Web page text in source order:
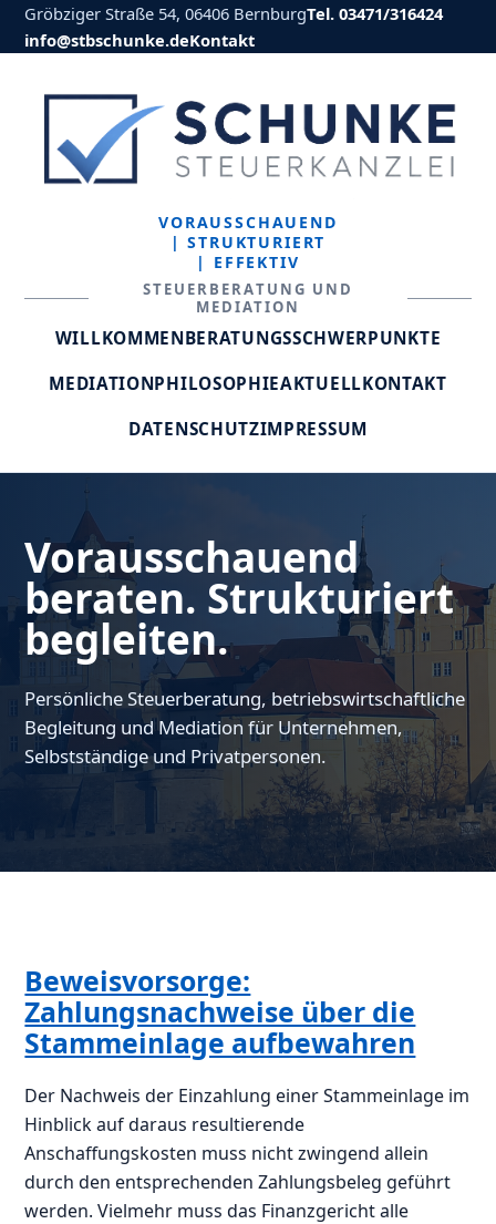
Gröbziger Straße 54, 06406 BernburgTel. 03471/316424
info@stbschunke.deKontakt
VORAUSSCHAUEND
| STRUKTURIERT
| EFFEKTIV
STEUERBERATUNG UND
MEDIATION
WILLKOMMENBERATUNGSSCHWERPUNKTE
MEDIATIONPHILOSOPHIEAKTUELLKONTAKT
DATENSCHUTZIMPRESSUM
Vorausschauend
beraten. Strukturiert
begleiten.
Persönliche Steuerberatung, betriebswirtschaftliche
Begleitung und Mediation für Unternehmen,
Selbstständige und Privatpersonen.
Beweisvorsorge:
Zahlungsnachweise über die
Stammeinlage aufbewahren
Der Nachweis der Einzahlung einer Stammeinlage im
Hinblick auf daraus resultierende
Anschaffungskosten muss nicht zwingend allein
durch den entsprechenden Zahlungsbeleg geführt
werden. Vielmehr muss das Finanzgericht alle